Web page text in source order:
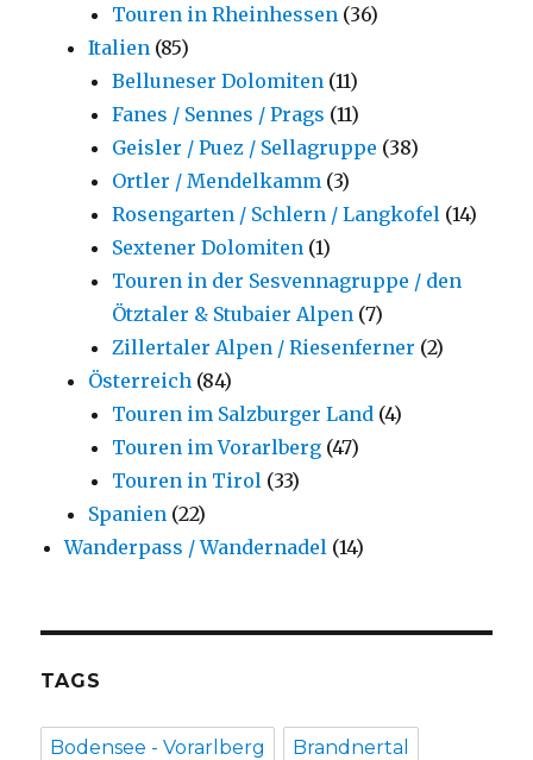
Touren in Rheinhessen (36)
Italien (85)
Belluneser Dolomiten (11)
Fanes / Sennes / Prags (11)
Geisler / Puez / Sellagruppe (38)
Ortler / Mendelkamm (3)
Rosengarten / Schlern / Langkofel (14)
Sextener Dolomiten (1)
Touren in der Sesvennagruppe / den
Ötztaler & Stubaier Alpen (7)
Zillertaler Alpen / Riesenferner (2)
Österreich (84)
Touren im Salzburger Land (4)
Touren im Vorarlberg (47)
Touren in Tirol (33)
Spanien (22)
Wanderpass / Wandernadel (14)
TAGS
Bodensee - Vorarlberg Brandnertal